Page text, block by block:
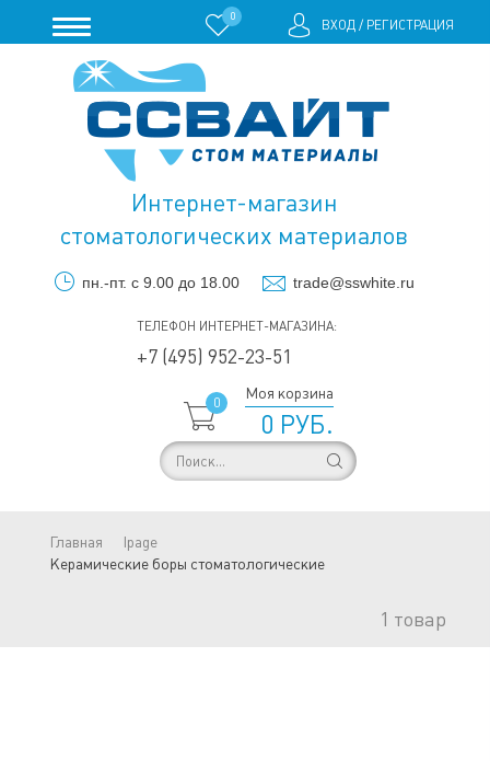
0
ВХОД/ РЕГИСТРАЦИЯ
Интернет-магазин
стоматологических материалов
пн.-пт. с 9.00 до 18.00 trade@sswhite.ru
ТЕЛЕФОН ИНТЕРНЕТ-МАГАЗИНА:
+7 (495) 952-23-51
0
Моя корзина
0 РУБ.
Главная
lpage
Керамические боры стоматологические
1 товар